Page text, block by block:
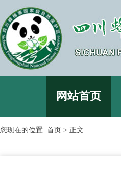
网站首页
您现在的位置: 首页 > 正文